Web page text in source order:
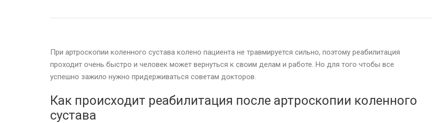
При артроскопии коленного сустава колено пациента не травмируется сильно, поэтому реабилитация
проходит очень быстро и человек может вернуться к своим делам и работе. Но для того чтобы все
успешно зажило нужно придерживаться советам докторов.
Как происходит реабилитация после артроскопии коленного
сустава